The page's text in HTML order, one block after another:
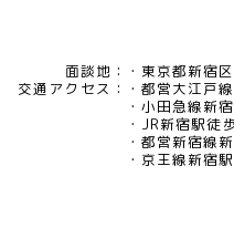
面談地：
東京都新宿
交通アクセス：
都営大江戸
小田急線新
JR新宿駅徒
都営新宿線
京王線新宿